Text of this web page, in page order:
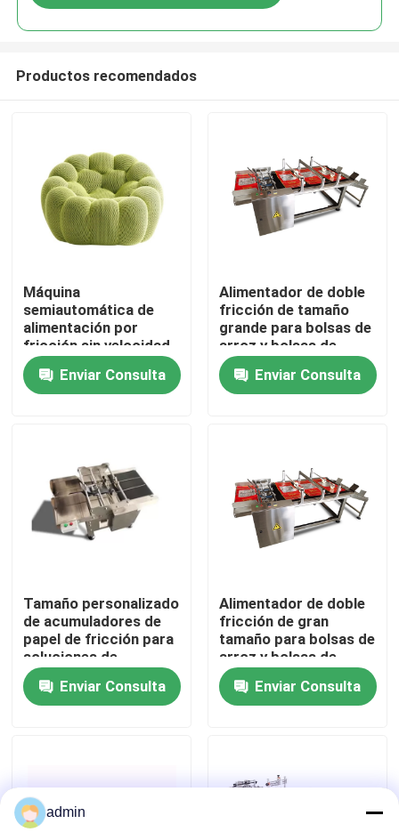
En casa.
Productos
Sobre nosotros
Recorrido por la fábrica
Control de calidad
Contacta con nosotros
Noticias
Solicitar una cita
Productos recomendados
Máquina
semiautomática de
alimentación por
fricción sin velocidad
de paso con soporte
CIJ
Enviar Consulta
Alimentador de doble
fricción de tamaño
grande para bolsas de
arroz y bolsas de
cereales de tamaño
grandeEnviar Consulta
Tamaño personalizado
de acumuladores de
papel de fricción para
soluciones de
impresión
Enviar Consulta
Alimentador de doble
fricción de gran
tamaño para bolsas de
arroz y bolsas de
cereales
Enviar Consulta
admin